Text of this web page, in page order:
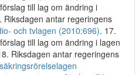
till lag om ändring i
Riksdagen antar regeringens
och tvlagen (2010:696). 17.
till lag om ändring i lagen
Riksdagen antar regeringens